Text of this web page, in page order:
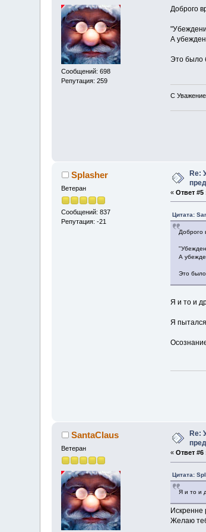
Сообщений: 698
Репутация: 259
Доброго
А
Это было
С
Splasher
Ветеран
Сообщений: 837
Репутация: -21
Re:
« Ответ #5
Цитата:
Доброго
А
Это
Я и то и
Я
SantaClaus
Ветеран
Re:
« Ответ #6
Цитата:
Я и то и
Искренне
Желаю